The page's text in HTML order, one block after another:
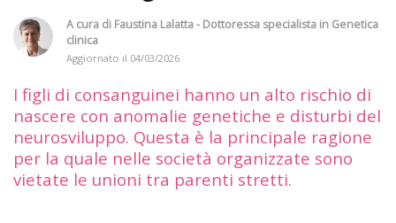
A cura di Faustina Lalatta - Dottoressa specialista in Genetica
clinica
Aggiornato il 04/03/2026
I figli di consanguinei hanno un alto rischio di
nascere con anomalie genetiche e disturbi del
neurosviluppo. Questa è la principale ragione
per la quale nelle società organizzate sono
vietate le unioni tra parenti stretti.